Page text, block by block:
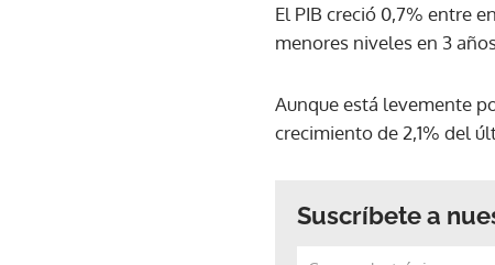
El PIB creció 0,7% entre
menores niveles en 3
Aunque está levemente
crecimiento de 2,1% del
Suscríbete a